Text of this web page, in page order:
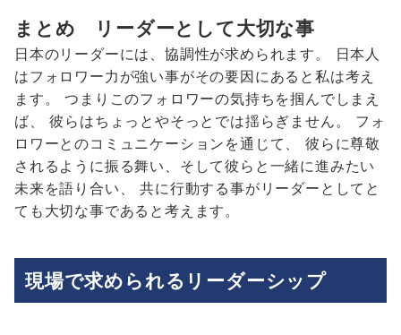
まとめ リーダーとして大切な事
日本のリーダーには、協調性が求められます。 日本人
はフォロワー力が強い事がその要因にあると私は考え
ます。 つまりこのフォロワーの気持ちを掴んでしまえ
ば、 彼らはちょっとやそっとでは揺らぎません。 フォ
ロワーとのコミュニケーションを通じて、 彼らに尊敬
されるように振る舞い、そして彼らと一緒に進みたい
未来を語り合い、 共に行動する事がリーダーとしてと
ても大切な事であると考えます。
現場で求められるリーダーシップ